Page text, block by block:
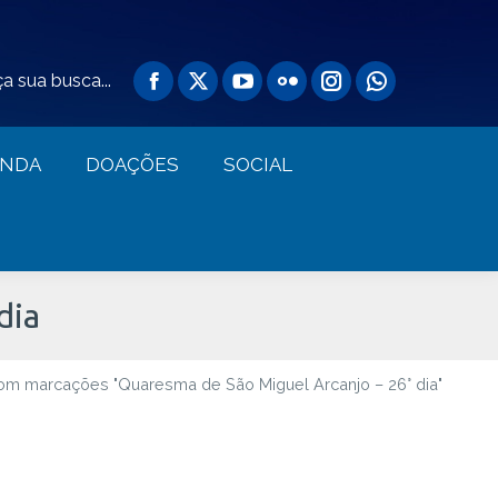
sua busca...
DOAÇÕES SOCIAL
marcações "Quaresma de São Miguel Arcanjo – 26° dia"